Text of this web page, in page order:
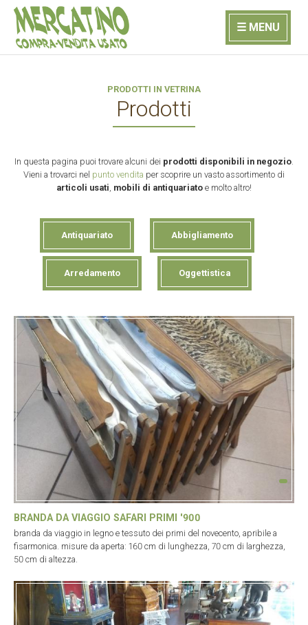
☰ MENU
PRODOTTI IN VETRINA
Prodotti
In questa pagina puoi trovare alcuni dei prodotti disponibili in negozio
Vieni a trovarci nel punto vendita per scoprire un vasto assortimento di
articoli usati mobili di antiquariato e molto altro!
Antiquariato Abbigliamento
Arredamento Oggettistica
BRANDA DA VIAGGIO SAFARI PRIMI '900
branda da viaggio in legno e tessuto dei primi del novecento, apribile a
fisarmonica. misure da aperta: 160 cm di lunghezza, 70 cm di larghezza,
50 cm di altezza.